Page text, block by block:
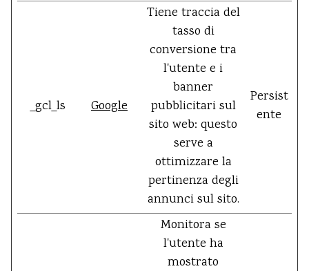
_gcl_ls Google
Tiene traccia del
tasso di
conversione tra
l'utente e i
banner
pubblicitari sul
sito web: questo
serve a
ottimizzare la
pertinenza degli
annunci sul sito.
Persist
ente
Monitora se
l'utente ha
mostrato